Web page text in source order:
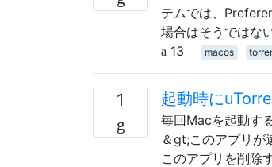
テムでは、
場合はそうではな
13
macos
1 起動時に
毎回Macを起動す
＆gt;このアプリが
このアプリを削除